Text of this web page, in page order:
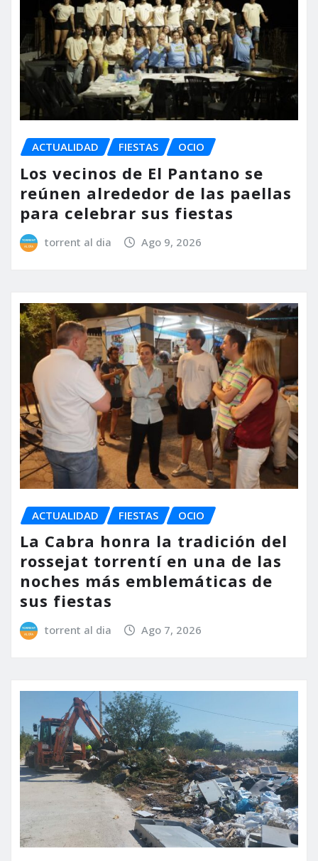
ACTUALIDAD FIESTAS OCIO
Los vecinos de El Pantano se
reúnen alrededor de las paellas
para celebrar sus fiestas
torrent al dia Ago 9, 2026
ACTUALIDAD FIESTAS OCIO
La Cabra honra la tradición del
rossejat torrentí en una de las
noches más emblemáticas de
sus fiestas
torrent al dia Ago 7, 2026